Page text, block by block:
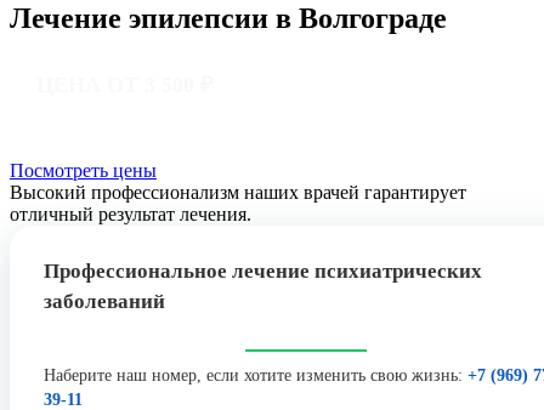
Лечение эпилепсии в Волгограде
Посмотреть цены
Высокий профессионализм наших врачей гарантирует
отличный результат лечения.
Профессиональное лечение психиатрических
заболеваний
Наберите наш номер, если хотите изменить свою жизнь: +7 (969)
39-11